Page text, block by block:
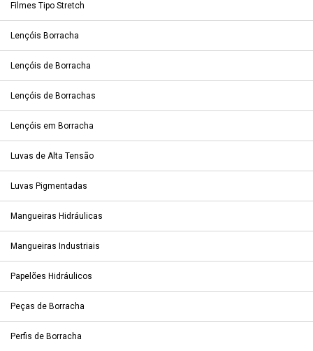
Filmes Tipo Stretch
Lençóis Borracha
Lençóis de Borracha
Lençóis de Borrachas
Lençóis em Borracha
Luvas de Alta Tensão
Luvas Pigmentadas
Mangueiras Hidráulicas
Mangueiras Industriais
Papelões Hidráulicos
Peças de Borracha
Perfis de Borracha